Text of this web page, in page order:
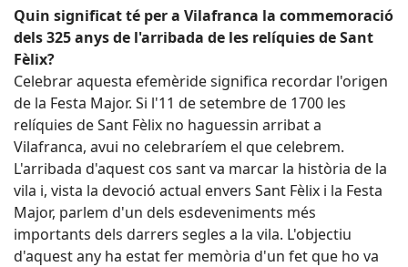
Quin significat té per a Vilafranca la commemoració
dels 325 anys de l'arribada de les relíquies de Sant
Fèlix?
Celebrar aquesta efemèride significa recordar l'origen
de la Festa Major. Si l'11 de setembre de 1700 les
relíquies de Sant Fèlix no haguessin arribat a
Vilafranca, avui no celebraríem el que celebrem.
L'arribada d'aquest cos sant va marcar la història de la
vila i, vista la devoció actual envers Sant Fèlix i la Festa
Major, parlem d'un dels esdeveniments més
importants dels darrers segles a la vila. L'objectiu
d'aquest any ha estat fer memòria d'un fet que ho va